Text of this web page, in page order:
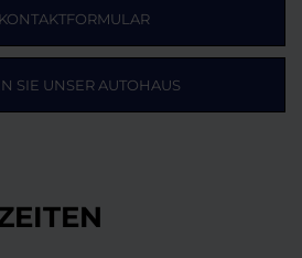
SIE UNSER AUTOHAUS